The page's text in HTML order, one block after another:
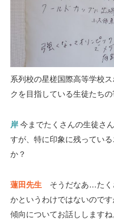
系列校の星槎国際高等学校
クを目指している生徒たち
岸 今までたくさんの生徒さ
すが、特に印象に残ってい
か？
蓮田先生
そうだなあ…たく
かというわけではないので
傾向についてお話ししますね